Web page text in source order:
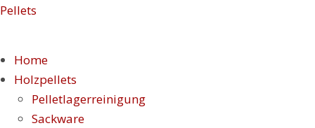
Pellets
Home
Holzpellets
Pelletlagerreinigung
Sackware